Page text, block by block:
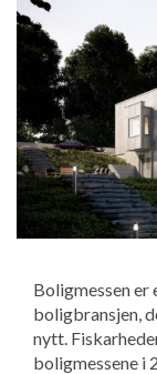
Boligmessen
boligbransjen,
nytt.
boligmessene i